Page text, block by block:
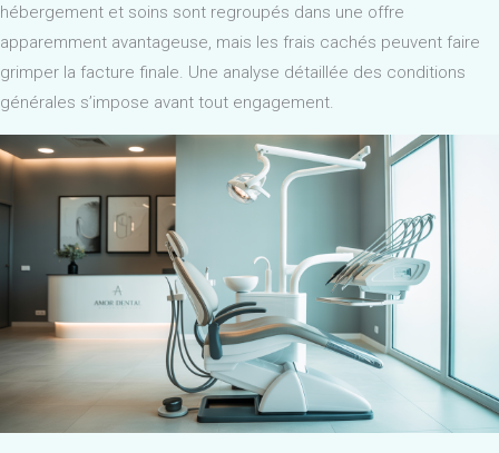
hébergement et soins sont regroupés dans une offre
apparemment avantageuse, mais les frais cachés peuvent faire
grimper la facture finale. Une analyse détaillée des conditions
générales s’impose avant tout engagement.